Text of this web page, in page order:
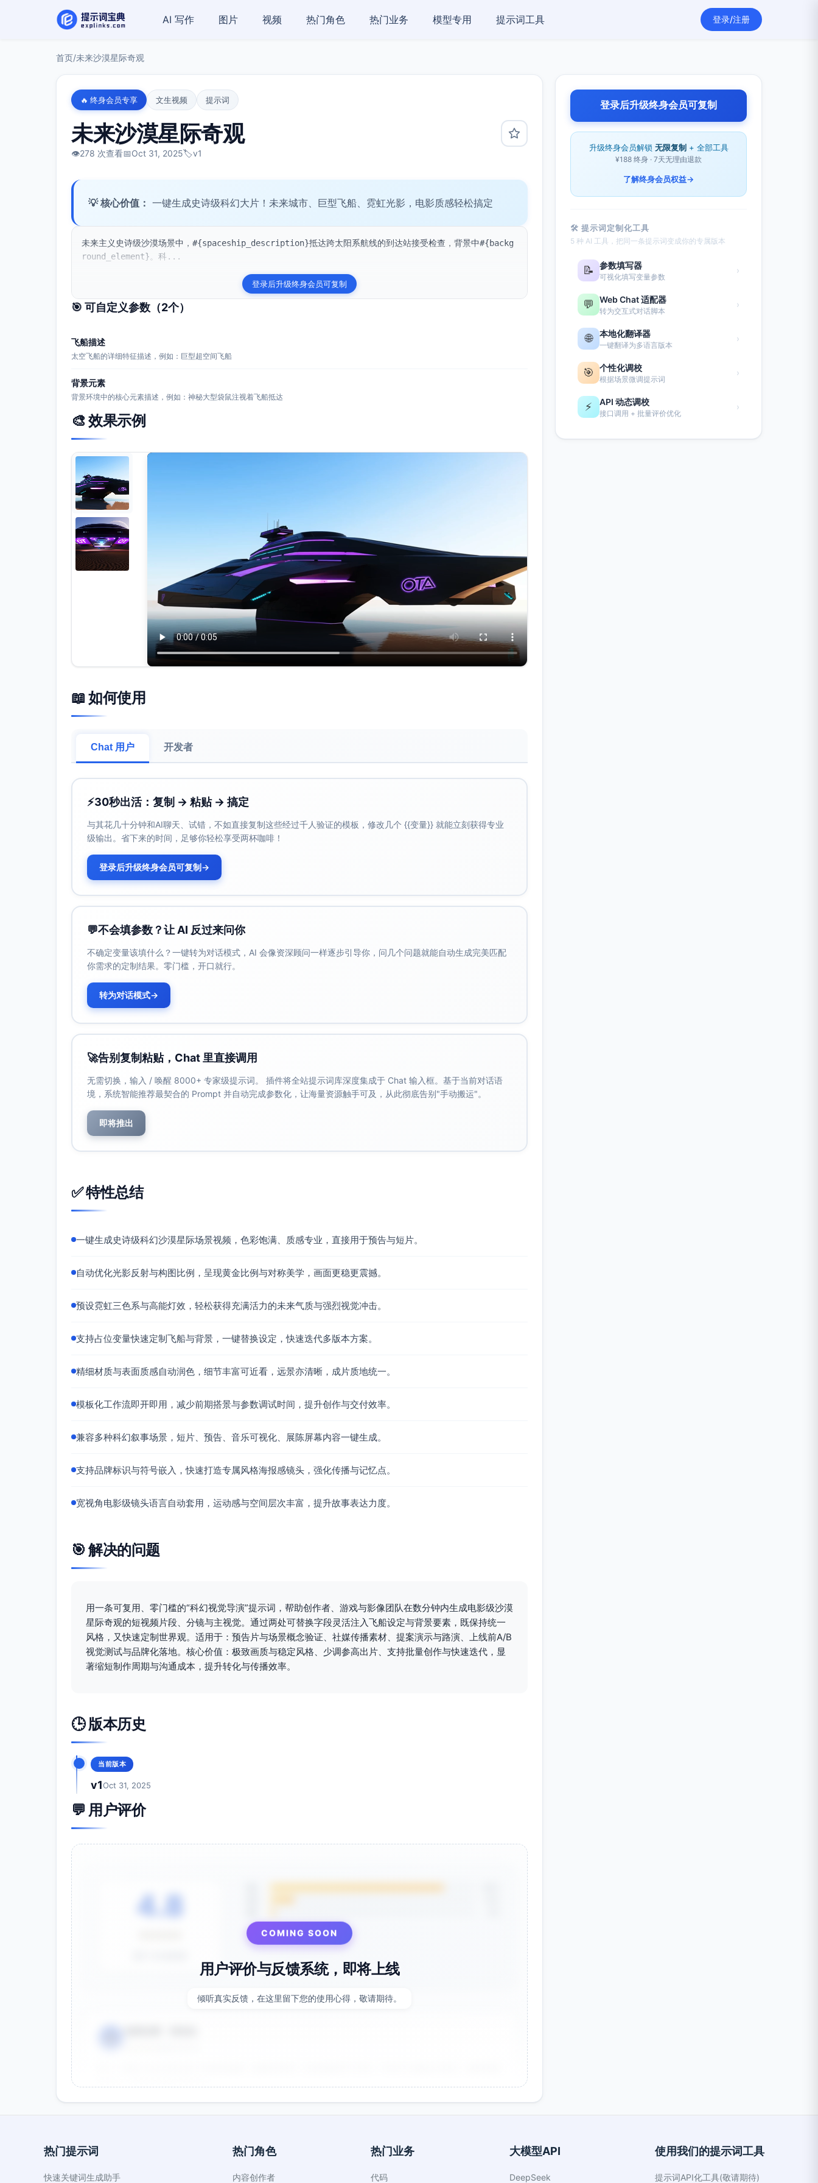
AI 写作 图片 视频 热门角色 热门业务 模型专用 提示词工具 登录/注册
首页/未来沙漠星际奇观
🔥 终身会员专享 文生视频 提示词
未来沙漠星际奇观
👁️278 次查看📅Oct 31, 2025🏷️v1
💡 核心价值： 一键生成史诗级科幻大片！未来城市、巨型飞船、霓虹光影，电影质感轻松搞定
未来主义史诗级沙漠场景中，#{spaceship_description}抵达跨太阳系航线的到达站接受检查，背景中#{backg
round_element}。科...
登录后升级终身会员可复制
🎯 可自定义参数（2个）
飞船描述
太空飞船的详细特征描述，例如：巨型超空间飞船
背景元素
背景环境中的核心元素描述，例如：神秘大型袋鼠注视着飞船抵达
🎨 效果示例
📖 如何使用
Chat 用户 开发者
⚡30秒出活：复制 → 粘贴 → 搞定
与其花几十分钟和AI聊天、试错，不如直接复制这些经过千人验证的模板，修改几个 {{变量}} 就能立刻获得专业
级输出。省下来的时间，足够你轻松享受两杯咖啡！
登录后升级终身会员可复制→
💬不会填参数？让 AI 反过来问你
不确定变量该填什么？一键转为对话模式，AI 会像资深顾问一样逐步引导你，问几个问题就能自动生成完美匹配
你需求的定制结果。零门槛，开口就行。
转为对话模式→
🚀告别复制粘贴，Chat 里直接调用
无需切换，输入 / 唤醒 8000+ 专家级提示词。 插件将全站提示词库深度集成于 Chat 输入框。基于当前对话语
境，系统智能推荐最契合的 Prompt 并自动完成参数化，让海量资源触手可及，从此彻底告别"手动搬运"。
即将推出
✅ 特性总结
一键生成史诗级科幻沙漠星际场景视频，色彩饱满、质感专业，直接用于预告与短片。
自动优化光影反射与构图比例，呈现黄金比例与对称美学，画面更稳更震撼。
预设霓虹三色系与高能灯效，轻松获得充满活力的未来气质与强烈视觉冲击。
支持占位变量快速定制飞船与背景，一键替换设定，快速迭代多版本方案。
精细材质与表面质感自动润色，细节丰富可近看，远景亦清晰，成片质地统一。
模板化工作流即开即用，减少前期搭景与参数调试时间，提升创作与交付效率。
兼容多种科幻叙事场景，短片、预告、音乐可视化、展陈屏幕内容一键生成。
支持品牌标识与符号嵌入，快速打造专属风格海报感镜头，强化传播与记忆点。
宽视角电影级镜头语言自动套用，运动感与空间层次丰富，提升故事表达力度。
🎯 解决的问题
用一条可复用、零门槛的“科幻视觉导演”提示词，帮助创作者、游戏与影像团队在数分钟内生成电影级沙漠
星际奇观的短视频片段、分镜与主视觉。通过两处可替换字段灵活注入飞船设定与背景要素，既保持统一
风格，又快速定制世界观。适用于：预告片与场景概念验证、社媒传播素材、提案演示与路演、上线前A/B
视觉测试与品牌化落地。核心价值：极致画质与稳定风格、少调参高出片、支持批量创作与快速迭代，显
著缩短制作周期与沟通成本，提升转化与传播效率。
🕒 版本历史
当前版本
v1Oct 31, 2025
💬 用户评价
4.8
COMING SOON
用户评价与反馈系统，即将上线
倾听真实反馈，在这里留下您的使用心得，敬请期待。
登录后升级终身会员可复制
升级终身会员解锁 无限复制 + 全部工具
¥188 终身 · 7天无理由退款
了解终身会员权益→
🛠 提示词定制化工具
5 种 AI 工具，把同一条提示词变成你的专属版本
📝 参数填写器
可视化填写变量参数
›
💬 Web Chat 适配器
转为交互式对话脚本
›
🌐 本地化翻译器
一键翻译为多语言版本
›
🎯 个性化调校
根据场景微调提示词
›
⚡ API 动态调校
接口调用 + 批量评价优化
›
热门提示词
快速关键词生成助手
热门角色
内容创作者
热门业务
代码
大模型API
DeepSeek
使用我们的提示词工具
提示词API化工具(敬请期待)